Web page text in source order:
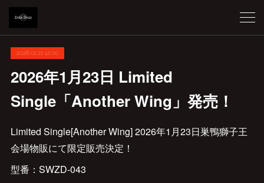
2026.01.21 12:00
2026年1月23日 Limited
Single「Another Wing」発売！
Limited Single[Another Wing] 2026年1月23日巣鴨獅子王
会場物販にて限定販売決定！
型番：SWZD-043